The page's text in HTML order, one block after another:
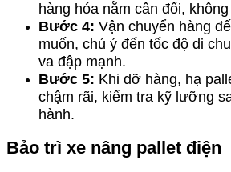
hàng hóa nằm cân đối,
Bước 4: Vận chuyển hàng
muốn, chú ý đến tốc độ di
va đập mạnh.
Bước 5: Khi dỡ hàng, hạ
chậm rãi, kiểm tra kỹ lưỡng
hành.
Bảo trì xe nâng pallet điện